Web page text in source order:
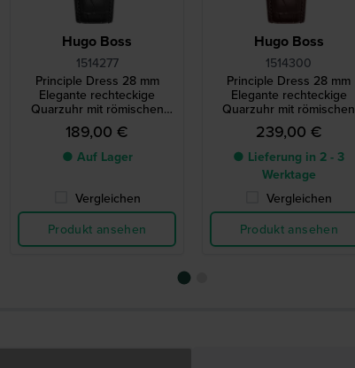
Hugo Boss
1514277
Principle Dress 28 mm
Elegante rechteckige
Quarzuhr mit römischen
Indizes
189,00 €
● Auf Lager
Vergleichen
Produkt ansehen
Hugo Boss
1514300
Principle Dress 28 mm
Elegante rechteckige
Quarzuhr mit römischen
Indizes
239,00 €
● Lieferung in 2 - 3
Werktage
Vergleichen
Produkt ansehen